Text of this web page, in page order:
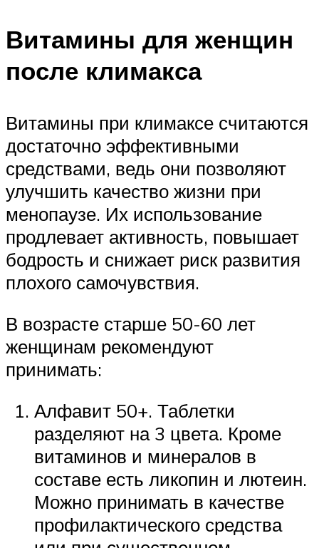
Витамины для женщин
после климакса
Витамины при климаксе считаются
достаточно эффективными
средствами, ведь они позволяют
улучшить качество жизни при
менопаузе. Их использование
продлевает активность, повышает
бодрость и снижает риск развития
плохого самочувствия.
В возрасте старше 50-60 лет
женщинам рекомендуют
принимать:
Алфавит 50+. Таблетки
разделяют на 3 цвета. Кроме
витаминов и минералов в
составе есть ликопин и лютеин.
Можно принимать в качестве
профилактического средства